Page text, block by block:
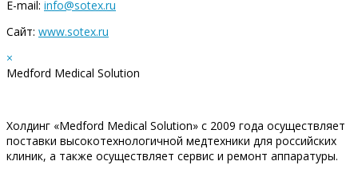
E-mail: info@sotex.ru
Сайт: www.sotex.ru
×
Medford Medical Solution
Холдинг «Medford Medical Solution» с 2009 года осуществляет
поставки высокотехнологичной медтехники для российских
клиник, а также осуществляет сервис и ремонт аппаратуры.